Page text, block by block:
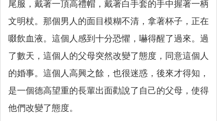
尾服，戴著一頂高禮帽，戴著白手套的手中握著一柄
文明杖。那個男人的面目模糊不清，拿著杯子，正在
啜飲血液。這個人感到十分恐懼，嚇得醒了過來。過
了數天，這個人的父母突然改變了態度，同意這個人
的婚事。這個人高興之餘，也很迷惑，後來才得知，
是一個德高望重的長輩出面勸說了自己的父母，使得
他們改變了態度。